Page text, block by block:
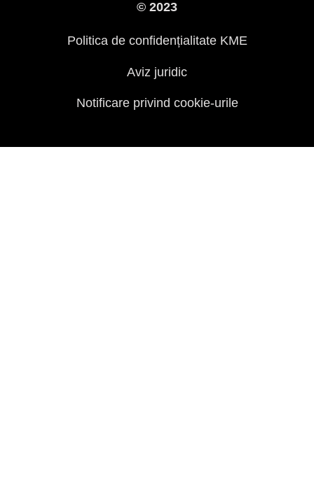
© 2023
Politica de confidențialitate KME
Aviz juridic
Notificare privind cookie-urile